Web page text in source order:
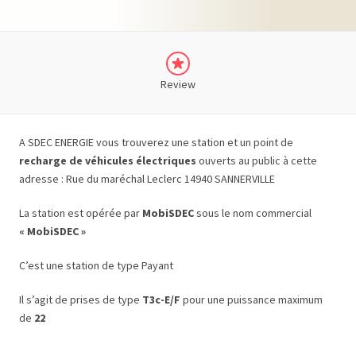
Review
A SDEC ENERGIE vous trouverez une station et un point de
recharge de véhicules électriques ouverts au public à cette
adresse : Rue du maréchal Leclerc 14940 SANNERVILLE
La station est opérée par MobiSDECsous le nom commercial
« MobiSDEC »
C’est une station de type Payant
Il s’agit de prises de type T3c-E/F pour une puissance maximum
de 22